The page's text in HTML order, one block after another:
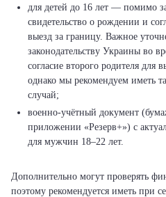
для детей до 16 лет — помимо
свидетельство о рождении и
выезд за границу. Важное
законодательству Украины во
согласие второго родителя для
однако мы рекомендуем иметь
случай;
военно-учётный документ
приложении «Резерв+») с
для мужчин 18–22 лет.
Дополнительно могут проверять
поэтому рекомендуется иметь при